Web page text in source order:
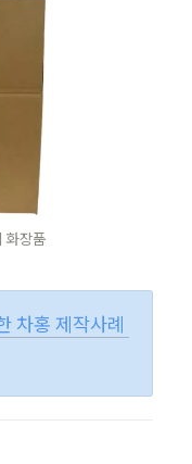
화장품
차홍 제작사례